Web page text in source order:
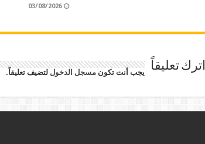
03/08/2026
اترك تعليقاً يجب أنت تكونمسجل الدخول لتضيف تعليقاً.